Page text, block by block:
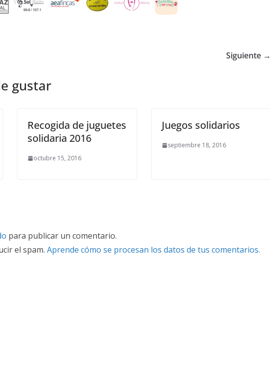
Siguiente →
gustar
Recogida de juguetes
solidaria 2016
octubre 15, 2016
Juegos solidarios
septiembre 18, 2016
para publicar un comentario.
el spam. Aprende cómo se procesan los datos de tus comentarios.